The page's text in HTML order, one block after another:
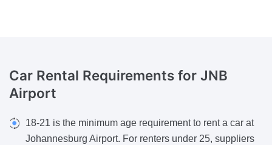
Car Rental Requirements for JNB
Airport
18-21 is the minimum age requirement to rent a car at
Johannesburg Airport. For renters under 25, suppliers